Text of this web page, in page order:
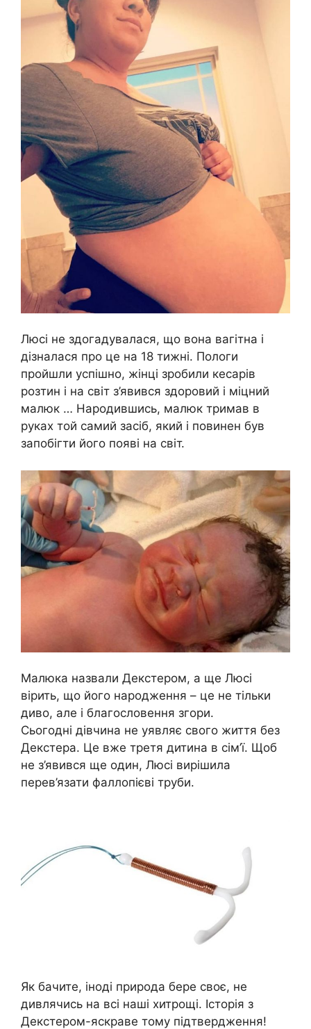
Люсі не здогадувалася, що вона вагітна і
дізналася про це на 18 тижні. Пологи
пройшли успішно, жінці зробили кесарів
розтин і на світ з’явився здоровий і міцний
малюк … Народившись, малюк тримав в
руках той самий засіб, який і повинен був
запобігти його появі на світ.
Малюка назвали Декстером, а ще Люсі
вірить, що його народження – це не тільки
диво, але і благословення згори.
Сьогодні дівчина не уявляє свого життя без
Декстера. Це вже третя дитина в сім’ї. Щоб
не з’явився ще один, Люсі вирішила
перев’язати фаллопієві труби.
Як бачите, іноді природа бере своє, не
дивлячись на всі наші хитрощі. Історія з
Декстером-яскраве тому підтвердження!